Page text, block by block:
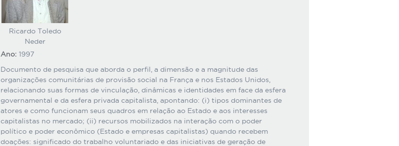
Ricardo Toledo
Neder
Ano: 1997
Documento de pesquisa que aborda o perfil, a dimensão e a magnitude das
organizações comunitárias de provisão social na França e nos Estados Unidos,
relacionando suas formas de vinculação, dinâmicas e identidades em face da esfera
governamental e da esfera privada capitalista, apontando: (i) tipos dominantes de
atores e como funcionam seus quadros em relação ao Estado e aos interesses
capitalistas no mercado; (ii) recursos mobilizados na interação com o poder
político e poder econômico (Estado e empresas capitalistas) quando recebem
doações: significado do trabalho voluntariado e das iniciativas de geração de